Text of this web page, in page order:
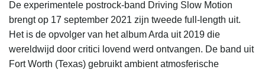
De experimentele postrock-band Driving Slow Motion
brengt op 17 september 2021 zijn tweede full-length uit.
Het is de opvolger van het album Arda uit 2019 die
wereldwijd door critici lovend werd ontvangen. De band uit
Fort Worth (Texas) gebruikt ambient atmosferische